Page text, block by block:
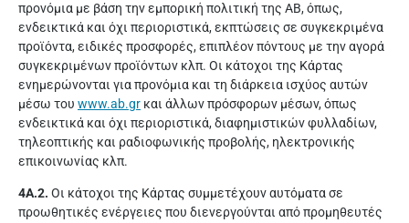
προνόμια με βάση την εμπορική πολιτική της ΑΒ, όπως,
ενδεικτικά και όχι περιοριστικά, εκπτώσεις σε συγκεκριμένα
προϊόντα, ειδικές προσφορές, επιπλέον πόντους με την αγορά
συγκεκριμένων προϊόντων κλπ. Οι κάτοχοι της Κάρτας
ενημερώνονται για προνόμια και τη διάρκεια ισχύος αυτών
μέσω του www.ab.gr και άλλων πρόσφορων μέσων, όπως
ενδεικτικά και όχι περιοριστικά, διαφημιστικών φυλλαδίων,
τηλεοπτικής και ραδιοφωνικής προβολής, ηλεκτρονικής
επικοινωνίας κλπ.
4Α.2. Οι κάτοχοι της Κάρτας συμμετέχουν αυτόματα σε
προωθητικές ενέργειες που διενεργούνται από προμηθευτές